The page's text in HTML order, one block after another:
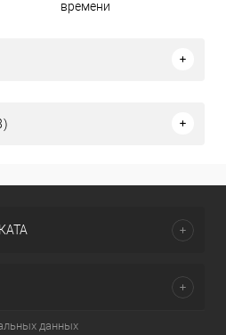
времени
данных